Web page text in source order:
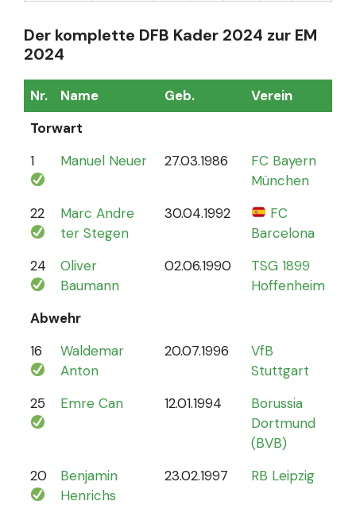
Der komplette DFB Kader 2024 zur EM
2024
Nr. Name Geb. Verein
Torwart
1
Manuel Neuer 27.03.1986
FC Bayern
München
22
Marc Andre
ter Stegen
30.04.1992
FC
Barcelona
24
Oliver
Baumann
02.06.1990
TSG 1899
Hoffenheim
Abwehr
16
Waldemar
Anton
20.07.1996
VfB
Stuttgart
25 Emre Can 12.01.1994
Borussia
Dortmund
(BVB)
20
Benjamin
Henrichs
23.02.1997 RB Leipzig